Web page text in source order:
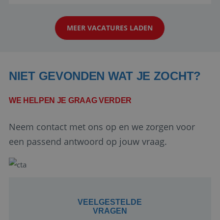
klanten te overtuigen om die droomreis te
boeken! ...
MEER VACATURES LADEN
NIET GEVONDEN WAT JE ZOCHT?
WE HELPEN JE GRAAG VERDER
Neem contact met ons op en we zorgen voor
een passend antwoord op jouw vraag.
VEELGESTELDE
VRAGEN
Google Privacy Policy